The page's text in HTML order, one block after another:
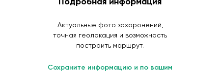
Актуальные фото захоронений,
точная геолокация и возможность
построить маршрут.
Сохраните информацию и по вашим